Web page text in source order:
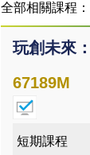
全部相關課程
玩創未來
67189M
短期課程